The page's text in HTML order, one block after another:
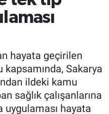
hayata geçirilen
Sakarya
ildeki kamu
sağlık çalışanlarına
hayata